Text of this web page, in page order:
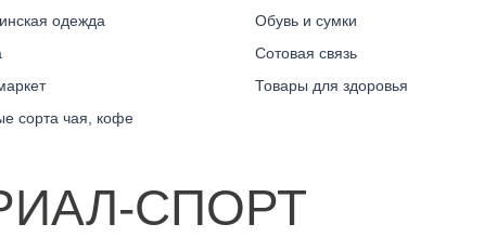
одежда
Обувь и сумки
Сотовая связь
Товары для здоровья
сорта чая, кофе
СПОРТ